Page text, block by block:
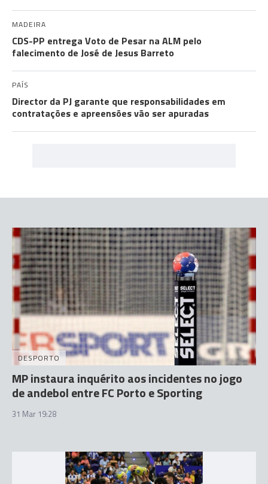
MADEIRA
CDS-PP entrega Voto de Pesar na ALM pelo
falecimento de José de Jesus Barreto
PAÍS
Director da PJ garante que responsabilidades em
contratações e apreensões vão ser apuradas
DESPORTO
MP instaura inquérito aos incidentes no jogo
de andebol entre FC Porto e Sporting
31 Mar 19:28